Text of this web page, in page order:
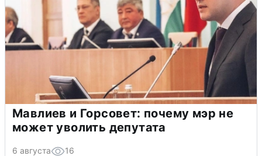
Мавлиев и Горсовет: почему мэр не
может уволить депутата
6 августа 16